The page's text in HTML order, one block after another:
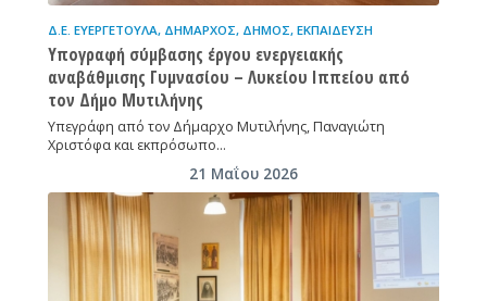
Δ.Ε. ΕΥΕΡΓΈΤΟΥΛΑ, ΔΉΜΑΡΧΟΣ, ΔΉΜΟΣ, ΕΚΠΑΊΔΕΥΣΗ
Υπογραφή σύμβασης έργου ενεργειακής
αναβάθμισης Γυμνασίου – Λυκείου Ιππείου από
τον Δήμο Μυτιλήνης
Υπεγράφη από τον Δήμαρχο Μυτιλήνης, Παναγιώτη
Χριστόφα και εκπρόσωπο…
21 Μαΐου 2026